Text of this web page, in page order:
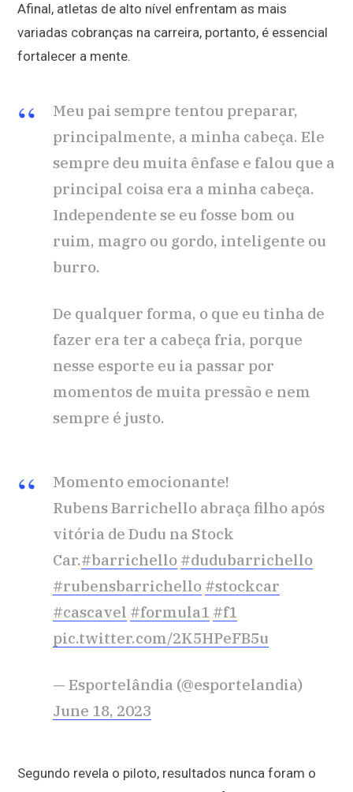
Afinal, atletas de alto nível enfrentam as mais
variadas cobranças na carreira, portanto, é essencial
fortalecer a mente.
Meu pai sempre tentou preparar,
principalmente, a minha cabeça. Ele
sempre deu muita ênfase e falou que a
principal coisa era a minha cabeça.
Independente se eu fosse bom ou
ruim, magro ou gordo, inteligente ou
burro.
De qualquer forma, o que eu tinha de
fazer era ter a cabeça fria, porque
nesse esporte eu ia passar por
momentos de muita pressão e nem
sempre é justo.
Momento emocionante!
Rubens Barrichello abraça filho após
vitória de Dudu na Stock
Car.#barrichello #dudubarrichello
#rubensbarrichello #stockcar
#cascavel #formula1 #f1
pic.twitter.com/2K5HPeFB5u
— Esportelândia (@esportelandia)
June 18, 2023
Segundo revela o piloto, resultados nunca foram o